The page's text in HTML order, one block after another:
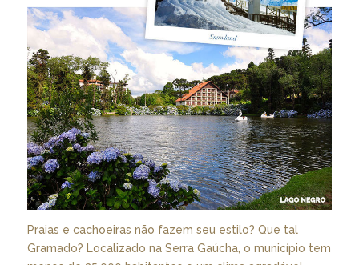
Praias e cachoeiras não fazem seu estilo? Que tal
Gramado? Localizado na Serra Gaúcha, o município tem